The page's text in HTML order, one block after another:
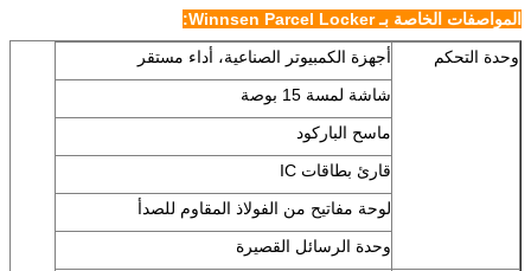
المواصفات الخاصة بـ Winnsen Parcel Locker:
وحدة التحكم
أجهزة الكمبيوتر الصناعية، أداء مستقر
شاشة لمسة 15 بوصة
ماسح الباركود
قارئ بطاقات IC
لوحة مفاتيح من الفولاذ المقاوم للصدأ
وحدة الرسائل القصيرة